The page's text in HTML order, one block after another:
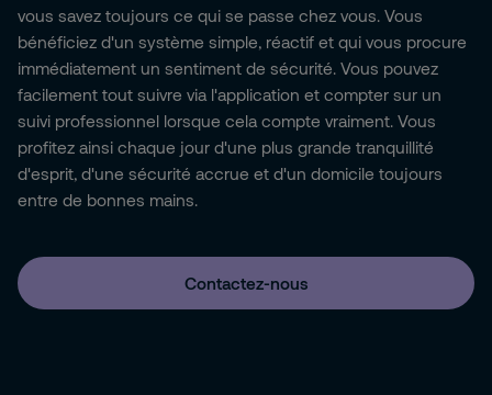
vous savez toujours ce qui se passe chez vous. Vous
bénéficiez d'un système simple, réactif et qui vous procure
immédiatement un sentiment de sécurité. Vous pouvez
facilement tout suivre via l'application et compter sur un
suivi professionnel lorsque cela compte vraiment. Vous
profitez ainsi chaque jour d'une plus grande tranquillité
d'esprit, d'une sécurité accrue et d'un domicile toujours
entre de bonnes mains.
Contactez-nous